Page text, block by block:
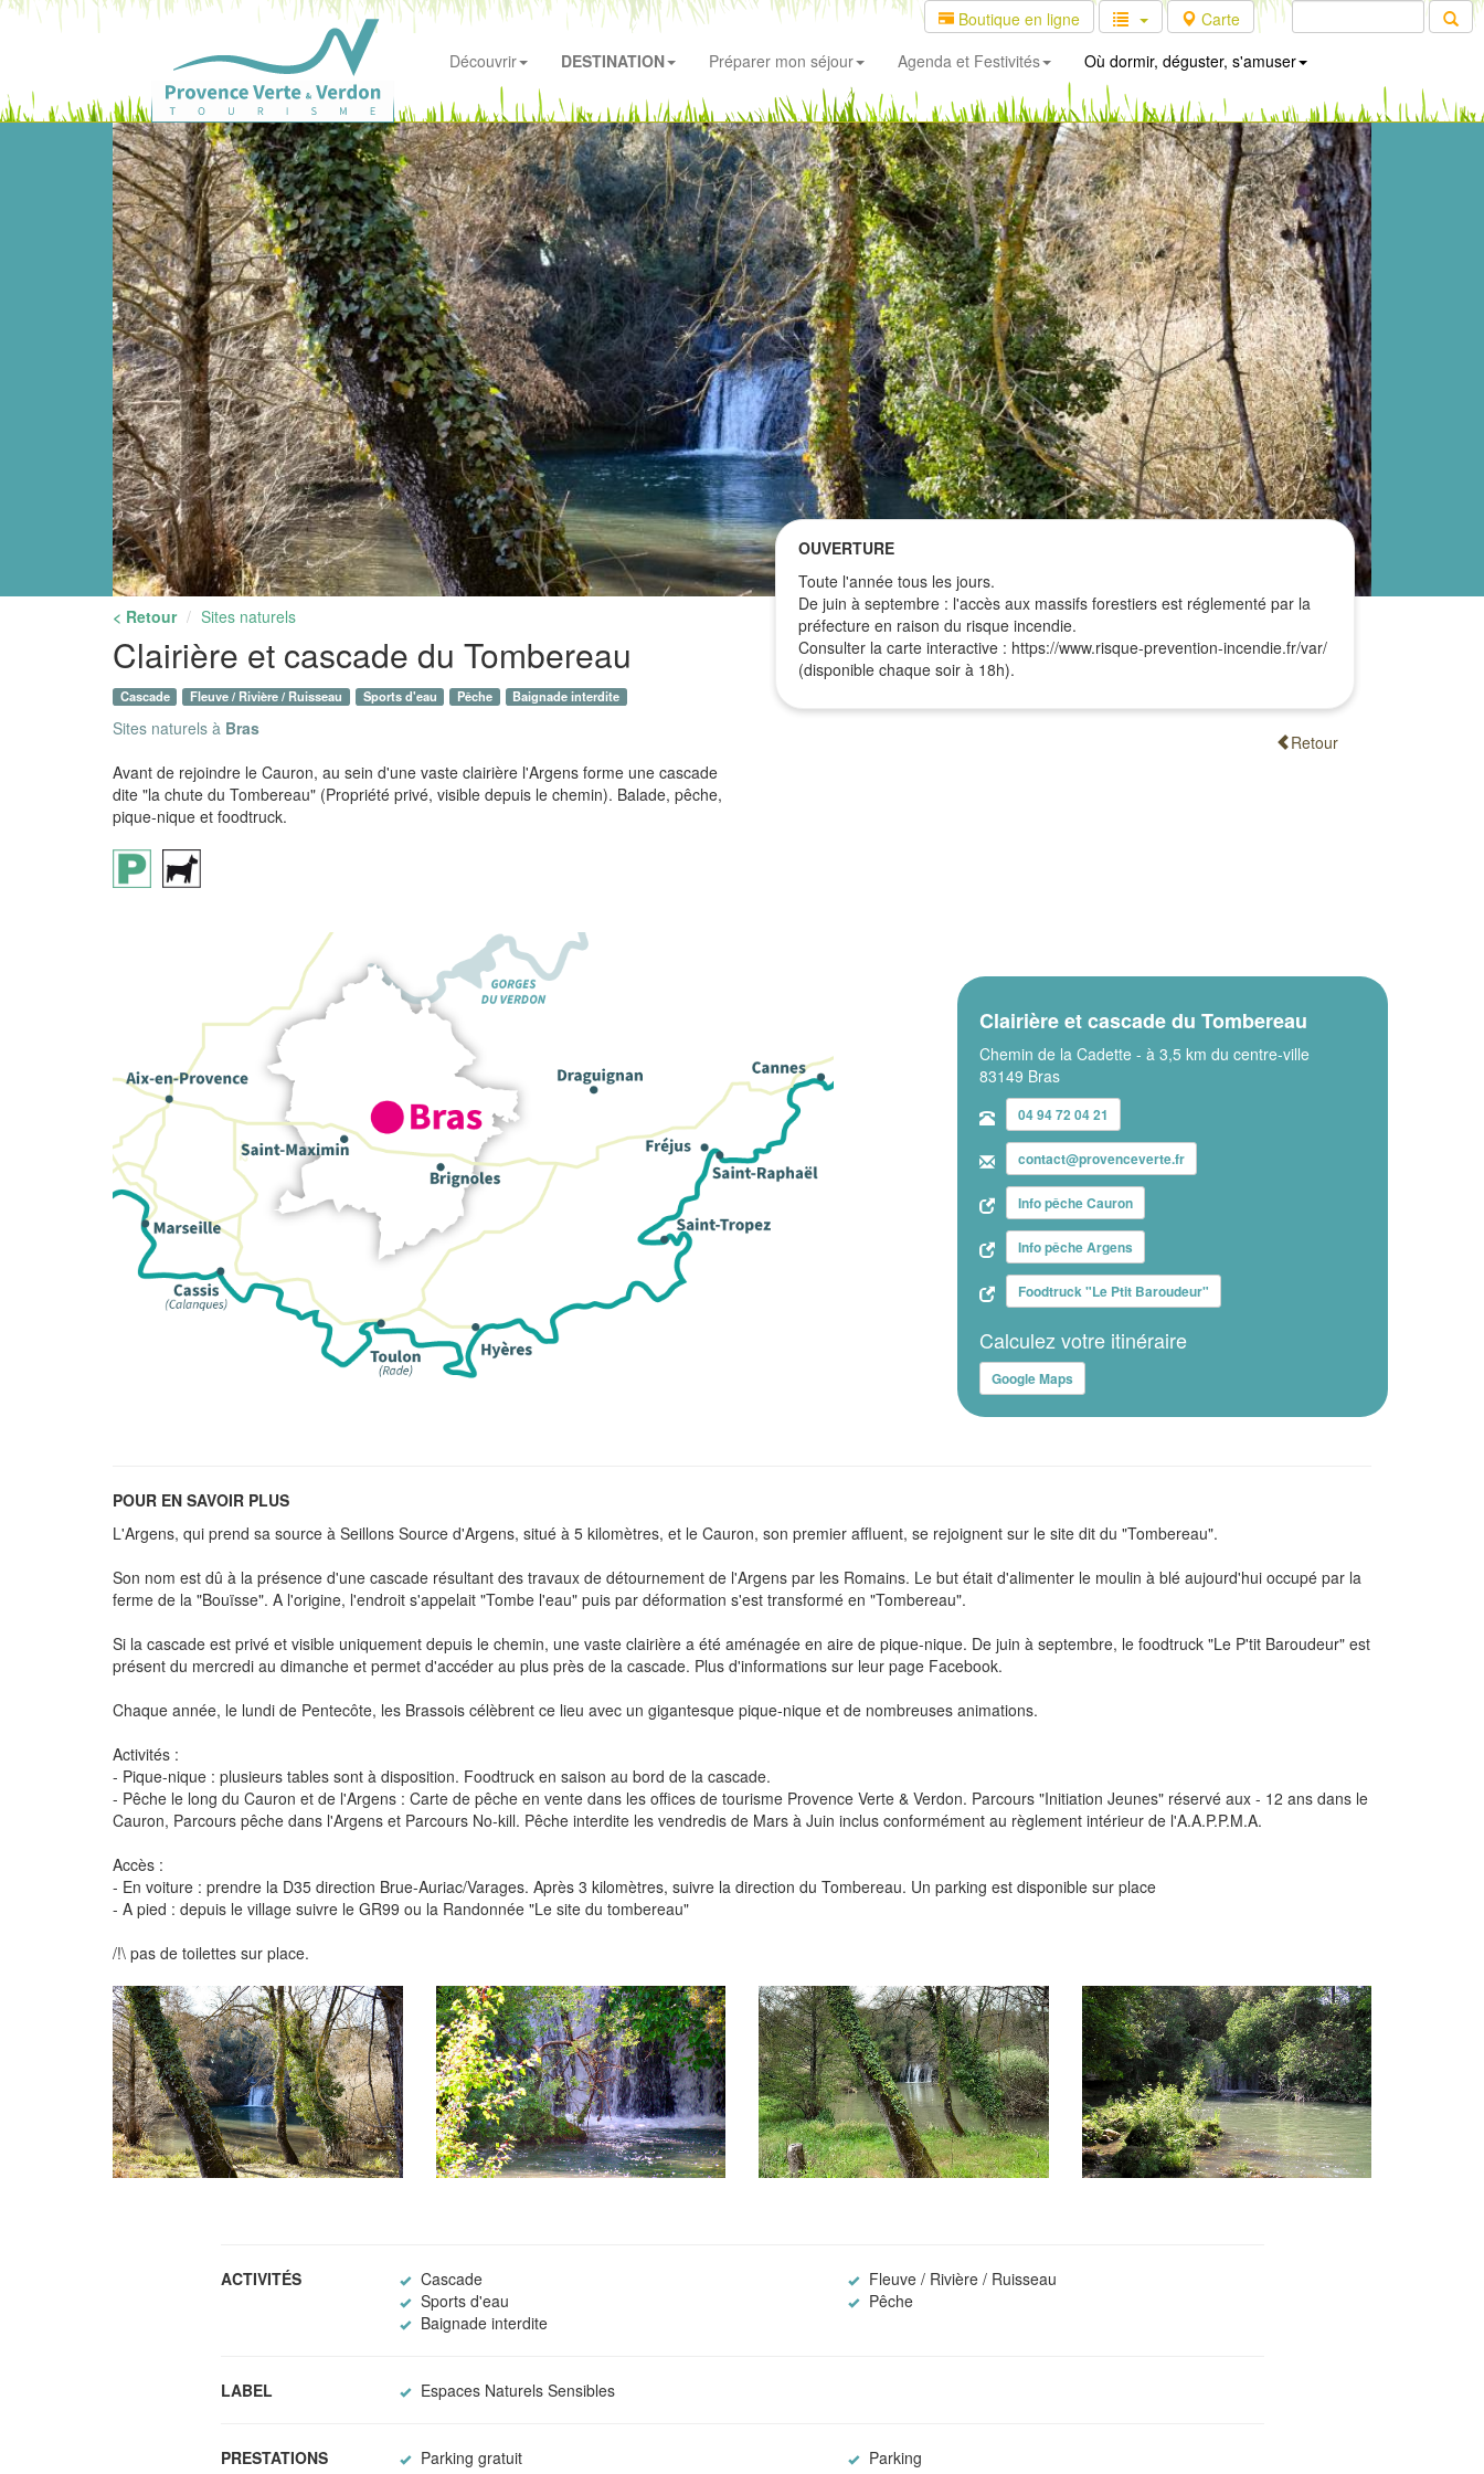
Boutique en ligne
Carte
Découvrir
DESTINATION Préparer mon séjour Agenda et Festivités Où dormir, déguster, s'amuser
< Retour Sites naturels
Clairière et cascade du Tombereau
Cascade Fleuve / Rivière / Ruisseau Sports d'eau Pêche Baignade interdite
Sites naturels à Bras
Avant de rejoindre le Cauron, au sein d'une vaste clairière l'Argens forme une cascade
dite "la chute du Tombereau" (Propriété privé, visible depuis le chemin). Balade, pêche,
pique-nique et foodtruck.
OUVERTURE
Toute l'année tous les jours.
De juin à septembre : l'accès aux massifs forestiers est réglementé par la
préfecture en raison du risque incendie.
Consulter la carte interactive : https://www.risque-prevention-incendie.fr/var/
(disponible chaque soir à 18h).
Retour
Clairière et cascade du Tombereau
Chemin de la Cadette - à 3,5 km du centre-ville
83149 Bras
04 94 72 04 21
contact@provenceverte.fr
Info pêche Cauron
Info pêche Argens
Foodtruck "Le Ptit Baroudeur"
Calculez votre itinéraire
Google Maps
POUR EN SAVOIR PLUS
L'Argens, qui prend sa source à Seillons Source d'Argens, situé à 5 kilomètres, et le Cauron, son premier affluent, se rejoignent sur le site dit du "Tombereau".
Son nom est dû à la présence d'une cascade résultant des travaux de détournement de l'Argens par les Romains. Le but était d'alimenter le moulin à blé aujourd'hui occupé par la
ferme de la "Bouïsse". A l'origine, l'endroit s'appelait "Tombe l'eau" puis par déformation s'est transformé en "Tombereau".
Si la cascade est privé et visible uniquement depuis le chemin, une vaste clairière a été aménagée en aire de pique-nique. De juin à septembre, le foodtruck "Le P'tit Baroudeur" est
présent du mercredi au dimanche et permet d'accéder au plus près de la cascade. Plus d'informations sur leur page Facebook.
Chaque année, le lundi de Pentecôte, les Brassois célèbrent ce lieu avec un gigantesque pique-nique et de nombreuses animations.
Activités :
- Pique-nique : plusieurs tables sont à disposition. Foodtruck en saison au bord de la cascade.
- Pêche le long du Cauron et de l'Argens : Carte de pêche en vente dans les offices de tourisme Provence Verte & Verdon. Parcours "Initiation Jeunes" réservé aux - 12 ans dans le
Cauron, Parcours pêche dans l'Argens et Parcours No-kill. Pêche interdite les vendredis de Mars à Juin inclus conformément au règlement intérieur de l'A.A.P.P.M.A.
Accès :
- En voiture : prendre la D35 direction Brue-Auriac/Varages. Après 3 kilomètres, suivre la direction du Tombereau. Un parking est disponible sur place
- A pied : depuis le village suivre le GR99 ou la Randonnée "Le site du tombereau"
/!\ pas de toilettes sur place.
ACTIVITÉS Cascade
Fleuve / Rivière / Ruisseau
Sports d'eau
Pêche
Baignade interdite
LABEL Espaces Naturels Sensibles
PRESTATIONS Parking gratuit
Parking